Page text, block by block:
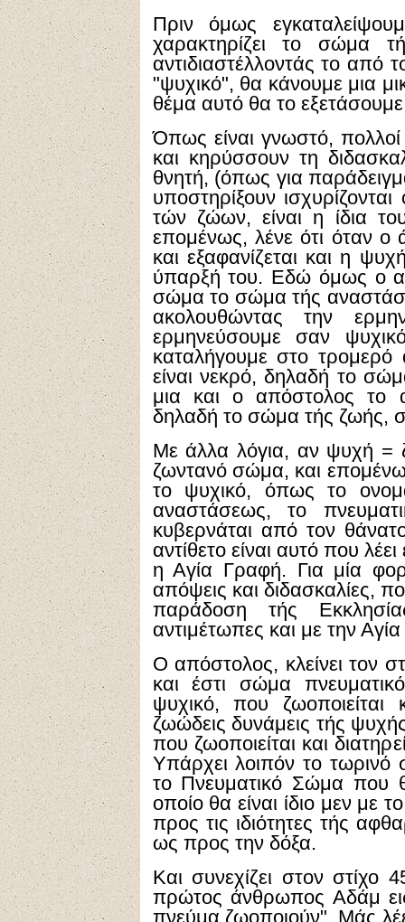
Πριν όμως
χαρακτηρίζει το σώμα
αντιδιαστέλλοντάς το
"ψυχικό", θα κάνουμε μια
θέμα αυτό θα το
Όπως είναι γνωστό,
και κηρύσσουν τη
θνητή, (όπως για
υποστηρίξουν
τών ζώων, είναι η ίδια
επομένως, λένε ότι όταν ο
και εξαφανίζεται και η
ύπαρξή του. Εδώ όμως ο
σώμα το σώμα τής
ακολουθώντας την
ερμηνεύσουμε σαν
καταλήγουμε στο
είναι νεκρό, δηλαδή το
μια και ο απόστολος το
δηλαδή το σώμα τής ζωής,
Με άλλα λόγια, αν ψυχή =
ζωντανό σώμα, και
το ψυχικό, όπως το
αναστάσεως, το
κυβερνάται από τον
αντίθετο είναι αυτό που
η Αγία Γραφή. Για μία
απόψεις και διδασκαλίες,
παράδοση τής
αντιμέτωπες και με την
Ο απόστολος, κλείνει τον
και έστι σώμα
ψυχικό, που ζωοποιείται
ζωώδεις δυνάμεις τής
που ζωοποιείται και
Υπάρχει λοιπόν το
το Πνευματικό Σώμα που
οποίο θα είναι ίδιο μεν με
προς τις ιδιότητες τής
ως προς την δόξα.
Και συνεχίζει στον στίχο
πρώτος άνθρωπος Αδάμ
πνεύμα ζωοποιούν". Μάς